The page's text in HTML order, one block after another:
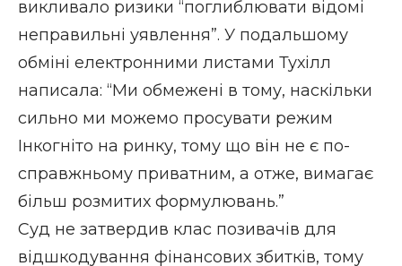
викливало ризики “поглиблювати відомі
неправильні уявлення”. У подальшому
обміні електронними листами Тухілл
написала: “Ми обмежені в тому, наскільки
сильно ми можемо просувати режим
Інкогніто на ринку, тому що він не є по-
справжньому приватним, а отже, вимагає
більш розмитих формулювань.”
Суд не затвердив клас позивачів для
відшкодування фінансових збитків, тому